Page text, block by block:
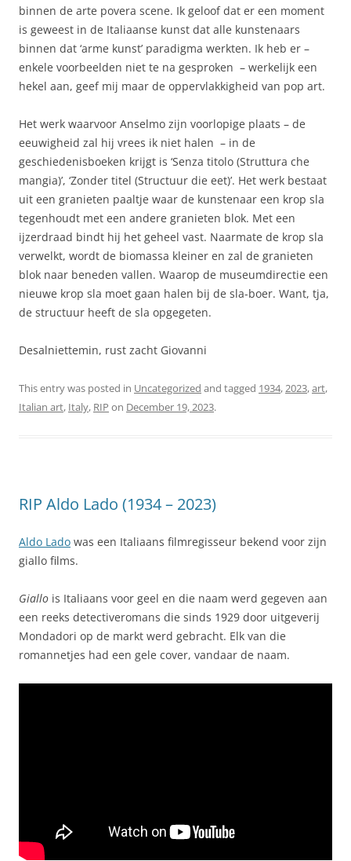
binnen de arte povera scene. Ik geloof dat er een moment
is geweest in de Italiaanse kunst dat alle kunstenaars
binnen dat ‘arme kunst’ paradigma werkten. Ik heb er –
enkele voorbeelden niet te na gesproken – werkelijk een
hekel aan, geef mij maar de oppervlakkigheid van pop art.
Het werk waarvoor Anselmo zijn voorlopige plaats – de
eeuwigheid zal hij vrees ik niet halen – in de
geschiedenisboeken krijgt is ‘Senza titolo (Struttura che
mangia)’, ‘Zonder titel (Structuur die eet)’. Het werk bestaat
uit een granieten paaltje waar de kunstenaar een krop sla
tegenhoudt met een andere granieten blok. Met een
ijzerdraad bindt hij het geheel vast. Naarmate de krop sla
verwelkt, wordt de biomassa kleiner en zal de granieten
blok naar beneden vallen. Waarop de museumdirectie een
nieuwe krop sla moet gaan halen bij de sla-boer. Want, tja,
de structuur heeft de sla opgegeten.
Desalniettemin, rust zacht Giovanni
This entry was posted in Uncategorized and tagged 1934,2023,art,
Italian art, Italy, RIP on December 19, 2023.
RIP Aldo Lado (1934 – 2023)
Aldo Lado was een Italiaans filmregisseur bekend voor zijn
giallo films.
Giallo is Italiaans voor geel en die naam werd gegeven aan
een reeks detectiveromans die sinds 1929 door uitgeverij
Mondadori op de markt werd gebracht. Elk van die
romannetjes had een gele cover, vandaar de naam.